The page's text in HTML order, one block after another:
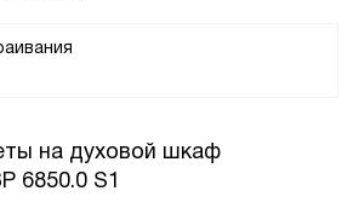
на духовой шкаф
6850.0 S1